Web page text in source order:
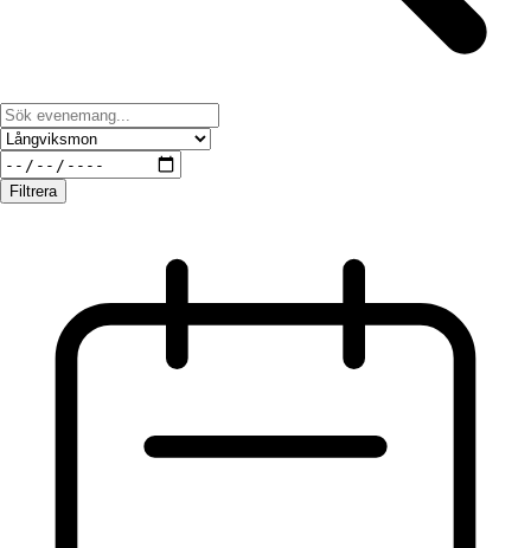
Filtrera